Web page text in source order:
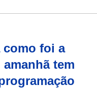
como foi a
tem